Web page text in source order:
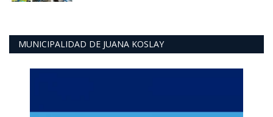
MUNICIPALIDAD DE JUANA KOSLAY